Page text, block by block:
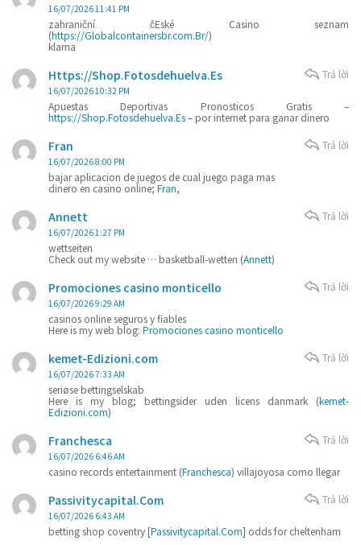
16/07/2026 11:41 PM
zahraniční čEské Casino seznam
(https://Globalcontainersbr.com.Br/)
klarna
Https://Shop.Fotosdehuelva.Es
16/07/2026 10:32 PM
Apuestas Deportivas Pronosticos Gratis –
https://Shop.Fotosdehuelva.Es– por internet para ganar dinero
Trả lời
Fran
16/07/2026 8:00 PM
bajar aplicacion de juegos de cual juego paga mas
dinero en casino online;Fran,
Trả lời
Annett
16/07/2026 1:27 PM
wettseiten
Check out my website … basketball-wetten (Annett)
Trả lời
Promociones casino monticello
16/07/2026 9:29 AM
casinos online seguros y fiables
Here is my web blog: Promociones casino monticello
Trả lời
kemet-Edizioni.com
16/07/2026 7:33 AM
seriøse bettingselskab
Here is my blog; bettingsider uden licens danmark (kemet-
Edizioni.com)
Trả lời
Franchesca
16/07/2026 6:46 AM
casino records entertainment (Franchesca) villajoyosa como llegar
Trả lời
Passivitycapital.Com
16/07/2026 6:43 AM
betting shop coventry [Passivitycapital.Com] odds for cheltenham
Trả lời